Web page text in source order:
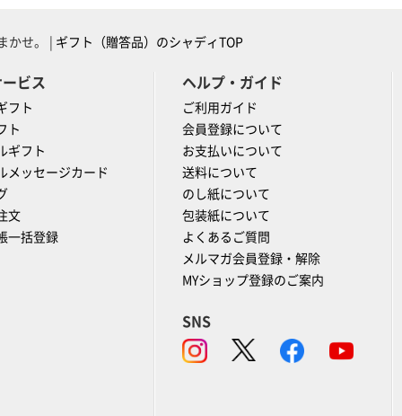
かせ。 | ギフト（贈答品）のシャディTOP
ビス
フト
ト
ギフト
メッセージカード
文
一括登録
ヘルプ・ガイド
ご利用ガイド
会員登録について
お支払いについて
送料について
のし紙について
包装紙について
よくあるご質問
メルマガ会員登録・解除
MYショップ登録のご案内
SNS